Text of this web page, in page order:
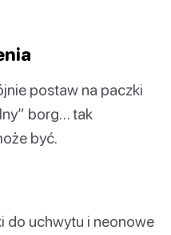
postaw na paczki
borg… tak
być.
do uchwytu i neonowe